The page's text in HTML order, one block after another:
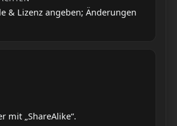
& Lizenz angeben; Änderungen
mit „ShareAlike“.